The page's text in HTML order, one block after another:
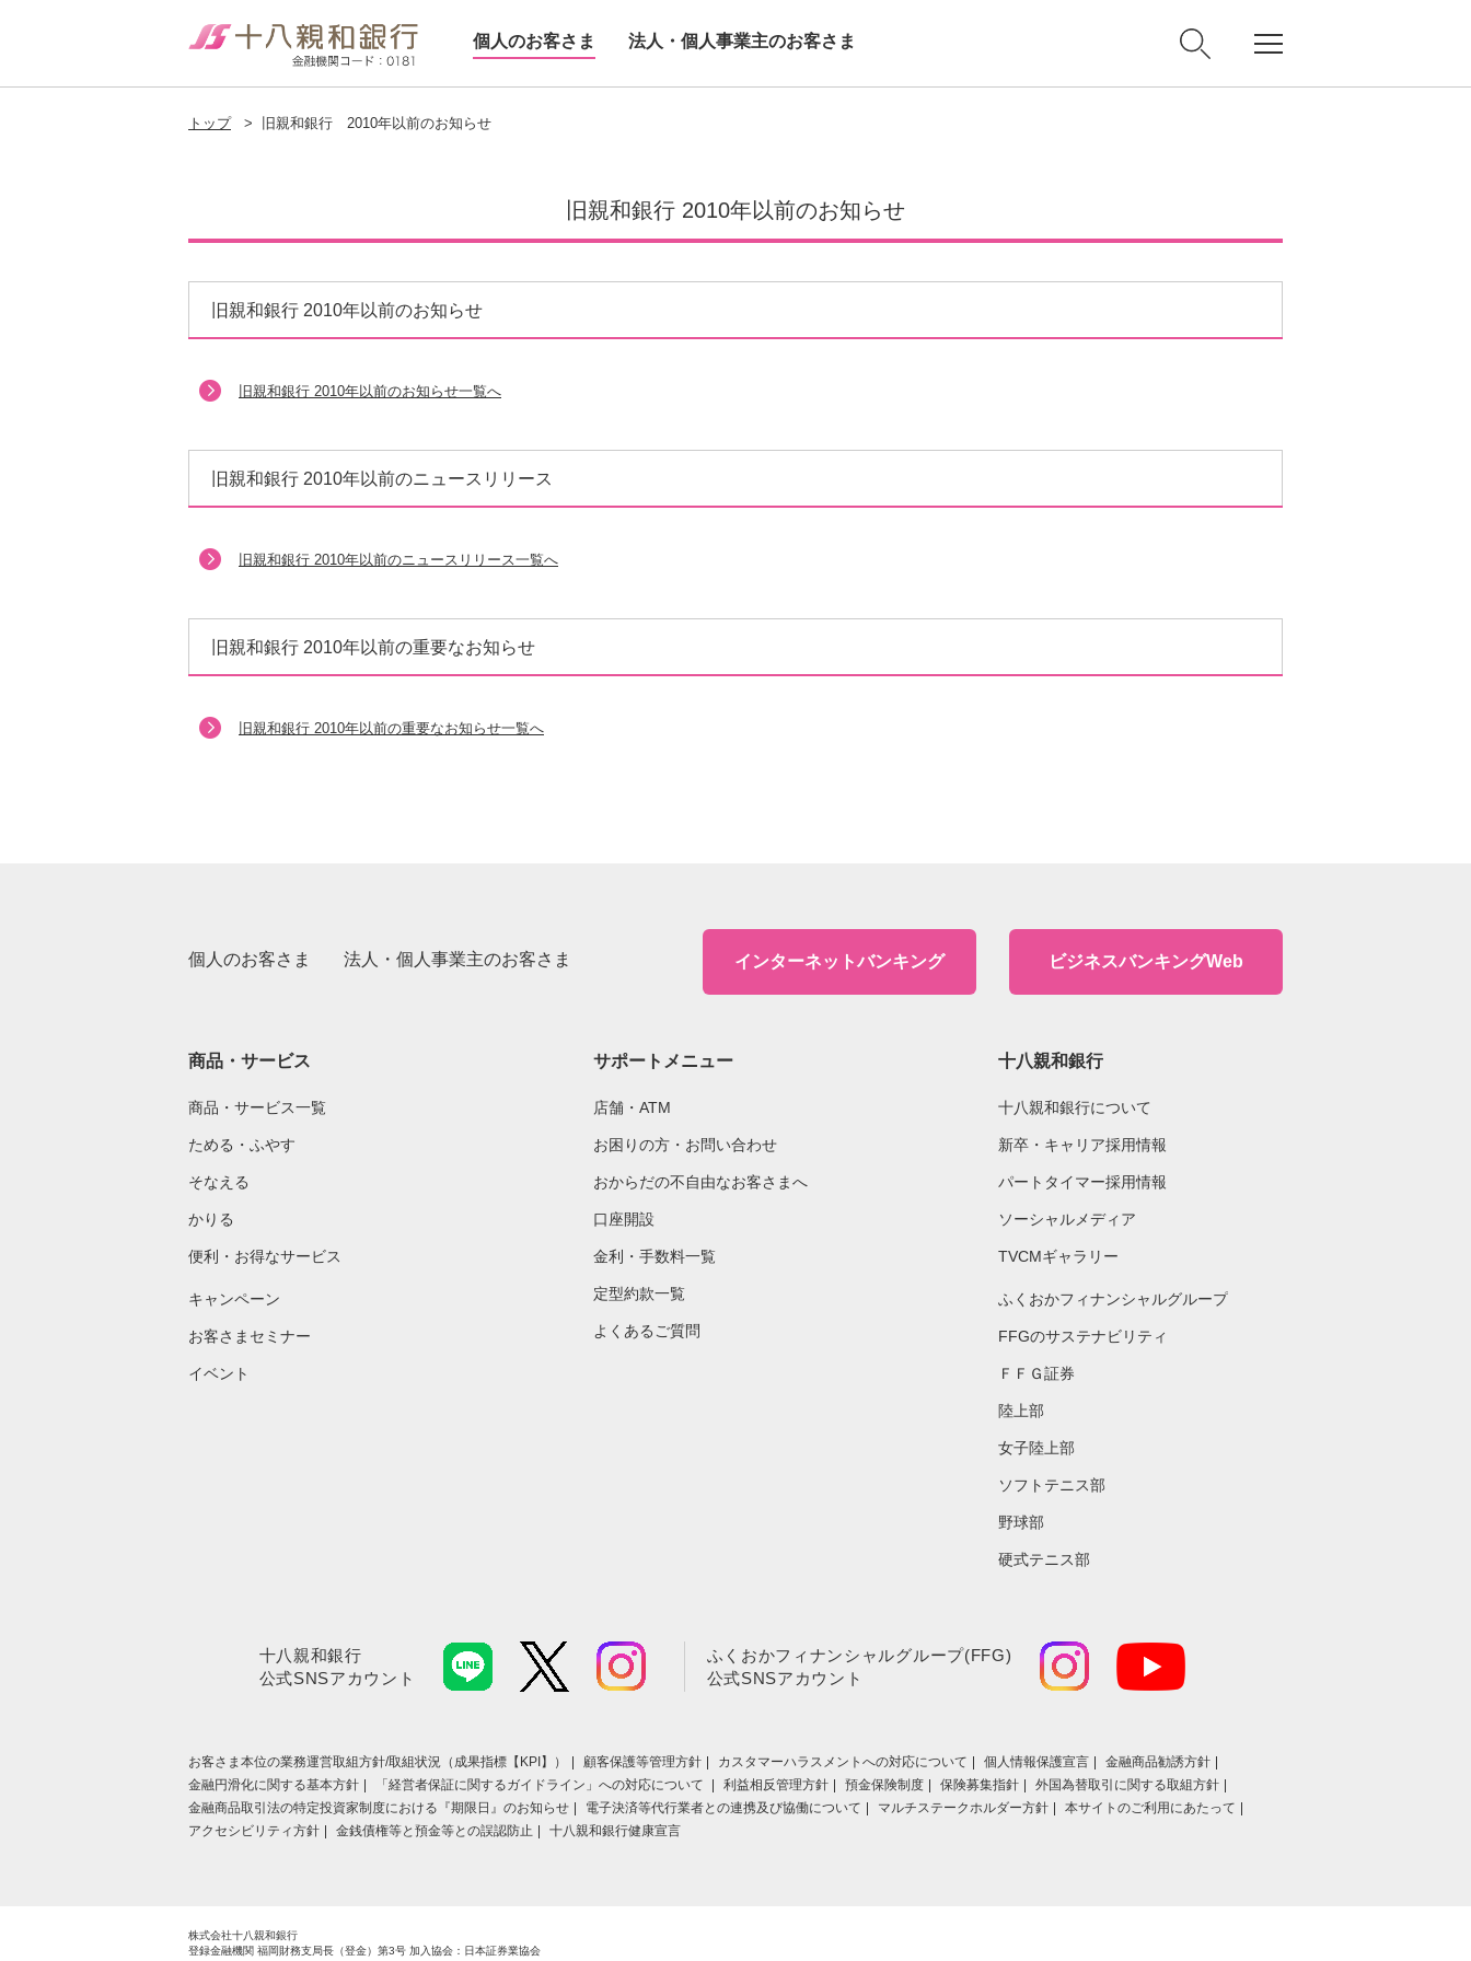
個人のお客さま 法人・個人事業主のお客さま
トップ > 旧親和銀行 2010年以前のお知らせ
旧親和銀行 2010年以前のお知らせ
旧親和銀行 2010年以前のお知らせ
旧親和銀行 2010年以前のお知らせ一覧へ
旧親和銀行 2010年以前のニュースリリース
旧親和銀行 2010年以前のニュースリリース一覧へ
旧親和銀行 2010年以前の重要なお知らせ
旧親和銀行 2010年以前の重要なお知らせ一覧へ
個人のお客さま 法人・個人事業主のお客さま インターネットバンキング ビジネスバンキングWeb
商品・サービス
商品・サービス一覧
ためる・ふやす
そなえる
かりる
便利・お得なサービス
キャンペーン
お客さまセミナー
イベント
サポートメニュー
店舗・ATM
お困りの方・お問い合わせ
おからだの不自由なお客さまへ
口座開設
金利・手数料一覧
定型約款一覧
よくあるご質問
十八親和銀行
十八親和銀行について
新卒・キャリア採用情報
パートタイマー採用情報
ソーシャルメディア
TVCMギャラリー
ふくおかフィナンシャルグループ
FFGのサステナビリティ
ＦＦＧ証券
陸上部
女子陸上部
ソフトテニス部
野球部
硬式テニス部
十八親和銀行
公式SNSアカウント
ふくおかフィナンシャルグループ(FFG)
公式SNSアカウント
お客さま本位の業務運営取組⽅針/取組状況（成果指標【KPI】） 顧客保護等管理方針 カスタマーハラスメントへの対応について 個人情報保護宣言
金融商品勧誘方針
金融円滑化に関する基本方針
「経営者保証に関するガイドライン」への対応について 利益相反管理方針 預金保険制度 保険募集指針
外国為替取引に関する取組方針
金融商品取引法の特定投資家制度における『期限日』のお知らせ
電子決済等代行業者との連携及び協働について マルチステークホルダー方針
本サイトのご利用にあたって
アクセシビリティ方針
金銭債権等と預金等との誤認防止 十八親和銀行健康宣言
株式会社十八親和銀行
登録金融機関 福岡財務支局長（登金）第3号 加入協会：日本証券業協会